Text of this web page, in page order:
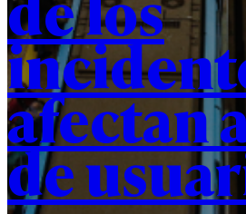
afectan
de